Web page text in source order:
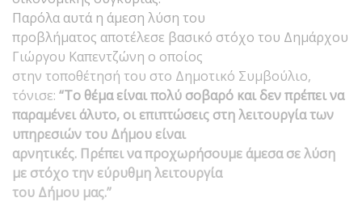
Παρόλα αυτά η άμεση λύση του
προβλήματος αποτέλεσε βασικό στόχο του Δημάρχου
Γιώργου Καπεντζώνη ο οποίος
στην τοποθέτησή του στο Δημοτικό Συμβούλιο,
τόνισε: “Το θέμα είναι πολύ σοβαρό και δεν πρέπει να
παραμένει άλυτο, οι επιπτώσεις στη λειτουργία των
υπηρεσιών του Δήμου είναι
αρνητικές. Πρέπει να προχωρήσουμε άμεσα σε λύση
με στόχο την εύρυθμη λειτουργία
του Δήμου μας.”